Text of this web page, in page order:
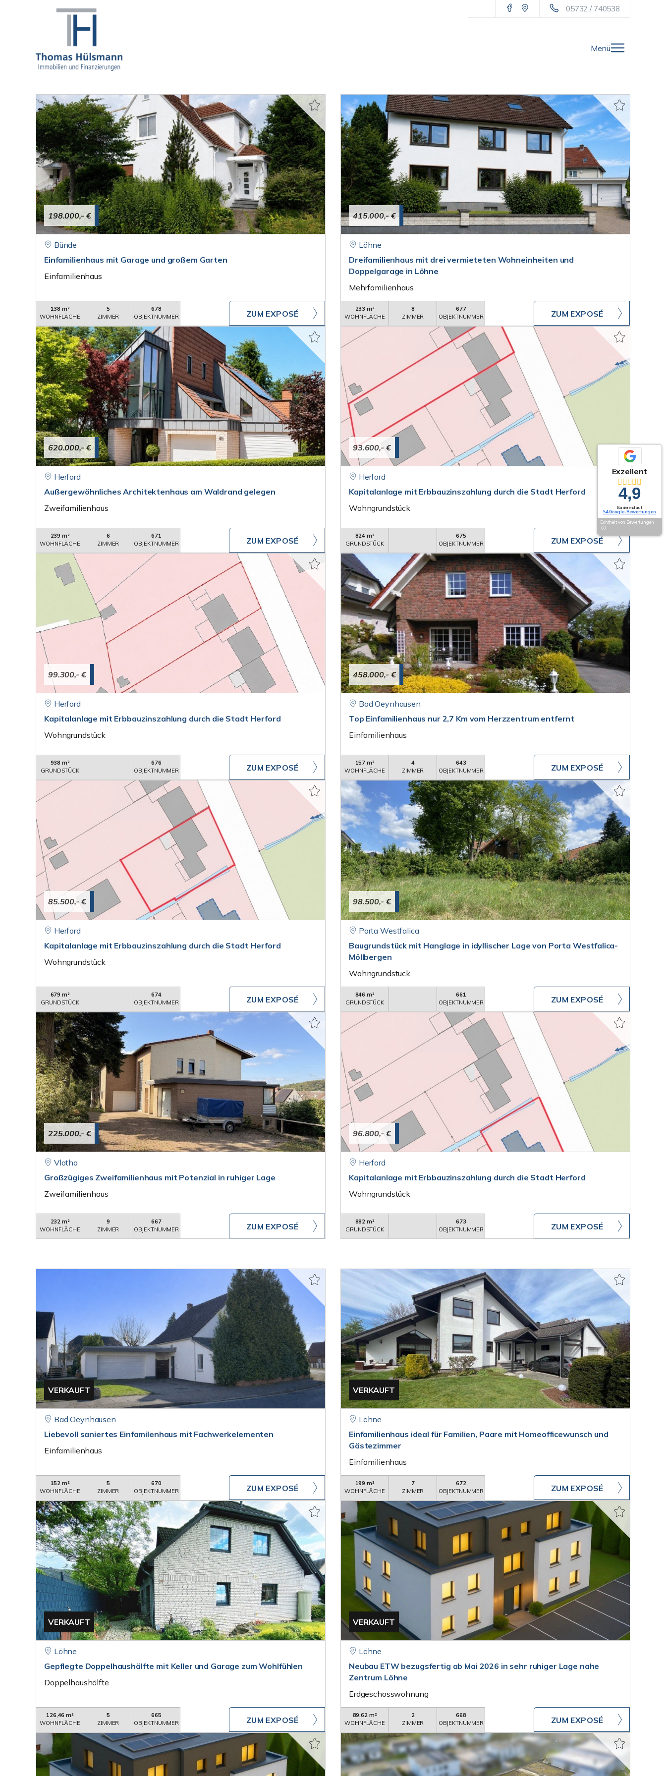
05732 / 740538
Menü
198.000,- €
Bünde
Einfamilienhaus mit Garage und großem Garten
Einfamilienhaus
138 m²
WOHNFLÄCHE
5
ZIMMER
678
OBJEKTNUMMER
ZUM EXPOSÉ
415.000,- €
Löhne
Dreifamilienhaus mit drei vermieteten Wohneinheiten und
Doppelgarage in Löhne
Mehrfamilienhaus
233 m²
WOHNFLÄCHE
8
ZIMMER
677
OBJEKTNUMMER
ZUM EXPOSÉ
620.000,- €
Herford
Außergewöhnliches Architektenhaus am Waldrand gelegen
Zweifamilienhaus
239 m²
WOHNFLÄCHE
6
ZIMMER
671
OBJEKTNUMMER
ZUM EXPOSÉ
93.600,- €
Herford
Kapitalanlage mit Erbbauzinszahlung durch die Stadt Herford
Wohngrundstück
824 m²
GRUNDSTÜCK
675
OBJEKTNUMMER
ZUM EXPOSÉ
99.300,- €
Herford
Kapitalanlage mit Erbbauzinszahlung durch die Stadt Herford
Wohngrundstück
938 m²
GRUNDSTÜCK
676
OBJEKTNUMMER
ZUM EXPOSÉ
458.000,- €
Bad Oeynhausen
Top Einfamilienhaus nur 2,7 Km vom Herzzentrum entfernt
Einfamilienhaus
157 m²
WOHNFLÄCHE
4
ZIMMER
643
OBJEKTNUMMER
ZUM EXPOSÉ
85.500,- €
Herford
Kapitalanlage mit Erbbauzinszahlung durch die Stadt Herford
Wohngrundstück
679 m²
GRUNDSTÜCK
674
OBJEKTNUMMER
ZUM EXPOSÉ
98.500,- €
Porta Westfalica
Baugrundstück mit Hanglage in idyllischer Lage von Porta Westfalica-
Möllbergen
Wohngrundstück
846 m²
GRUNDSTÜCK
661
OBJEKTNUMMER
ZUM EXPOSÉ
225.000,- €
Vlotho
Großzügiges Zweifamilienhaus mit Potenzial in ruhiger Lage
Zweifamilienhaus
232 m²
WOHNFLÄCHE
9
ZIMMER
667
OBJEKTNUMMER
ZUM EXPOSÉ
96.800,- €
Herford
Kapitalanlage mit Erbbauzinszahlung durch die Stadt Herford
Wohngrundstück
882 m²
GRUNDSTÜCK
673
OBJEKTNUMMER
ZUM EXPOSÉ
VERKAUFT
Bad Oeynhausen
Liebevoll saniertes Einfamilenhaus mit Fachwerkelementen
Einfamilienhaus
152 m²
WOHNFLÄCHE
5
ZIMMER
670
OBJEKTNUMMER
ZUM EXPOSÉ
VERKAUFT
Löhne
Einfamilienhaus ideal für Familien, Paare mit Homeofficewunsch und
Gästezimmer
Einfamilienhaus
199 m²
WOHNFLÄCHE
7
ZIMMER
672
OBJEKTNUMMER
ZUM EXPOSÉ
VERKAUFT
Löhne
Gepflegte Doppelhaushälfte mit Keller und Garage zum Wohlfühlen
Doppelhaushälfte
126,46 m²
WOHNFLÄCHE
5
ZIMMER
665
OBJEKTNUMMER
ZUM EXPOSÉ
VERKAUFT
Löhne
Neubau ETW bezugsfertig ab Mai 2026 in sehr ruhiger Lage nahe
Zentrum Löhne
Erdgeschosswohnung
89,62 m²
WOHNFLÄCHE
2
ZIMMER
668
OBJEKTNUMMER
ZUM EXPOSÉ
Exzellent
4,9
Basierend auf
54 Google-Bewertungen
Echtheit von Bewertungen